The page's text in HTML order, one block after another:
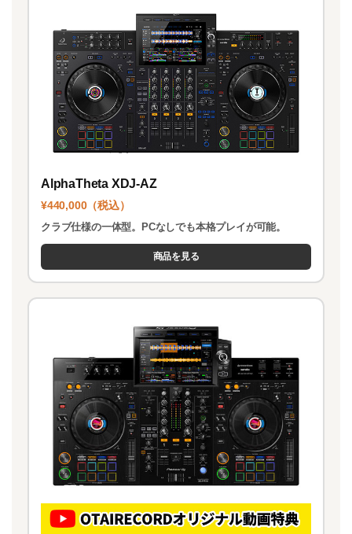
AlphaTheta XDJ-AZ
¥440,000（税込）
クラブ仕様の一体型。PCなしでも本格プレイが可能。
商品を見る